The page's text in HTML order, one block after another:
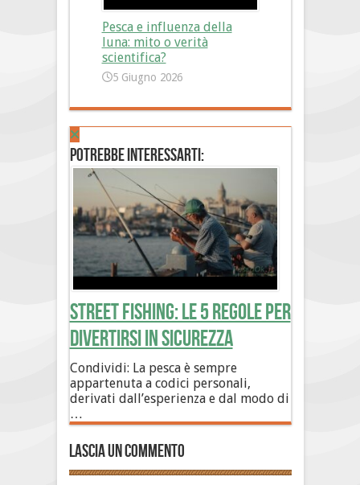
Pesca e influenza della
luna: mito o verità
scientifica?
5 Giugno 2026
Potrebbe interessarti:
Street Fishing: le 5 regole per
divertirsi in sicurezza
Condividi: La pesca è sempre
appartenuta a codici personali,
derivati dall’esperienza e dal modo di
…
Lascia un commento